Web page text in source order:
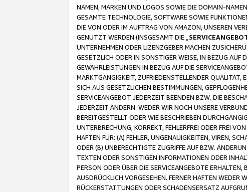
NAMEN, MARKEN UND LOGOS SOWIE DIE DOMAIN-
GESAMTE TECHNOLOGIE, SOFTWARE SOWIE
DIE VON ODER IM AUFTRAG VON AMAZON, UNSEREN
GENUTZT WERDEN (INSGESAMT DIE „
UNTERNEHMEN ODER LIZENZGEBER MACHEN
GESETZLICH ODER IN SONSTIGER WEISE, IN BEZUG AUF
GEWÄHRLEISTUNGEN IN BEZUG AUF DIE
MARKTGÄNGIGKEIT, ZUFRIEDENSTELLENDER
SICH AUS GESETZLICHEN BESTIMMUNGEN,
SERVICEANGEBOT JEDERZEIT BEENDEN BZW. DIE
JEDERZEIT ÄNDERN. WEDER WIR NOCH UNSERE
BEREITGESTELLT ODER WIE BESCHRIEBEN
UNTERBRECHUNG, KORREKT, FEHLERFREI ODER FREI
HAFTEN FÜR: (A) FEHLER, UNGENAUIGKEITEN, VIREN,
ODER (B) UNBERECHTIGTE ZUGRIFFE AUF BZW.
TEXTEN ODER SONSTIGEN INFORMATIONEN ODER
PERSON ODER ÜBER DIE SERVICEANGEBOTE
AUSDRÜCKLICH VORGESEHEN. FERNER HAFTEN WEDER
RÜCKERSTATTUNGEN ODER SCHADENSERSATZ